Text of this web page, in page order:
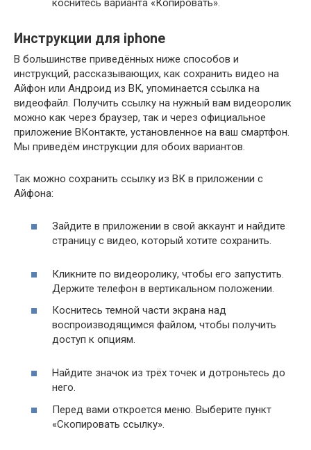
коснитесь варианта «Копировать».
Инструкции для iphone
В большинстве приведённых ниже способов и
инструкций, рассказывающих, как сохранить видео на
Айфон или Андроид из ВК, упоминается ссылка на
видеофайл. Получить ссылку на нужный вам видеоролик
можно как через браузер, так и через официальное
приложение ВКонтакте, установленное на ваш смартфон.
Мы приведём инструкции для обоих вариантов.
Так можно сохранить ссылку из ВК в приложении с
Айфона:
Зайдите в приложении в свой аккаунт и найдите
страницу с видео, который хотите сохранить.
Кликните по видеоролику, чтобы его запустить.
Держите телефон в вертикальном положении.
Коснитесь темной части экрана над
воспроизводящимся файлом, чтобы получить
доступ к опциям.
Найдите значок из трёх точек и дотроньтесь до
него.
Перед вами откроется меню. Выберите пункт
«Скопировать ссылку».